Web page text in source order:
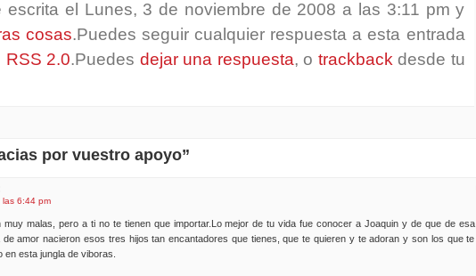
escrita el Lunes, 3 de noviembre de 2008 a las 3:11 pm y
cosas.Puedes seguir cualquier respuesta a esta entrada
RSS 2.0.Puedes dejar una respuesta, o trackbackdesde tu
por vuestro apoyo”
las 6:44 pm
muy malas, pero a ti no te tienen que importar.Lo mejor de tu vida fue conocer a Joaquin y de que de esa
de amor nacieron esos tres hijos tan encantadores que tienes, que te quieren y te adoran y son los que te
esta jungla de viboras.